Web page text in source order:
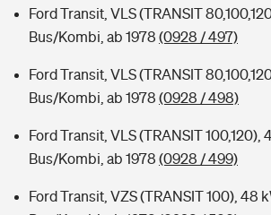
Ford Transit, VLS (TRANSIT
Bus/Kombi, ab 1978 (0928 / 497)
Ford Transit, VLS (TRANSIT
Bus/Kombi, ab 1978 (0928 / 498)
Ford Transit, VLS (TRANSIT 100,120),
Bus/Kombi, ab 1978 (0928 / 499)
Ford Transit, VZS (TRANSIT 100), 48